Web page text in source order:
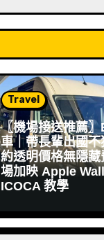
Travel
〖機場接送推薦
車｜帶長輩出國不
約透明價格無隱藏
場加映 Apple
ICOCA 教學